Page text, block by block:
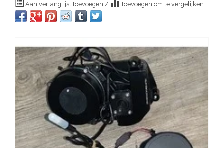
Aan verlanglijst toevoegen / Toevoegen om te vergelijken